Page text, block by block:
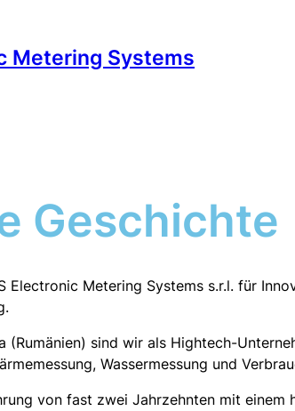
Metering Systems
Geschichte
Electronic Metering Systems s.r.l. für
(Rumänien) sind wir als Hightech-
Wassermessung und
von fast zwei Jahrzehnten mit